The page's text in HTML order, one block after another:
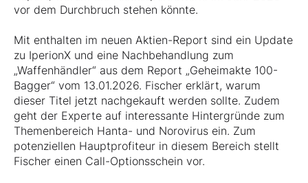
vor dem Durchbruch stehen könnte.
Mit enthalten im neuen Aktien-Report sind ein Update
zu IperionX und eine Nachbehandlung zum
„Waffenhändler“ aus dem Report „Geheimakte 100-
Bagger“ vom 13.01.2026. Fischer erklärt, warum
dieser Titel jetzt nachgekauft werden sollte. Zudem
geht der Experte auf interessante Hintergründe zum
Themenbereich Hanta- und Norovirus ein. Zum
potenziellen Hauptprofiteur in diesem Bereich stellt
Fischer einen Call-Optionsschein vor.